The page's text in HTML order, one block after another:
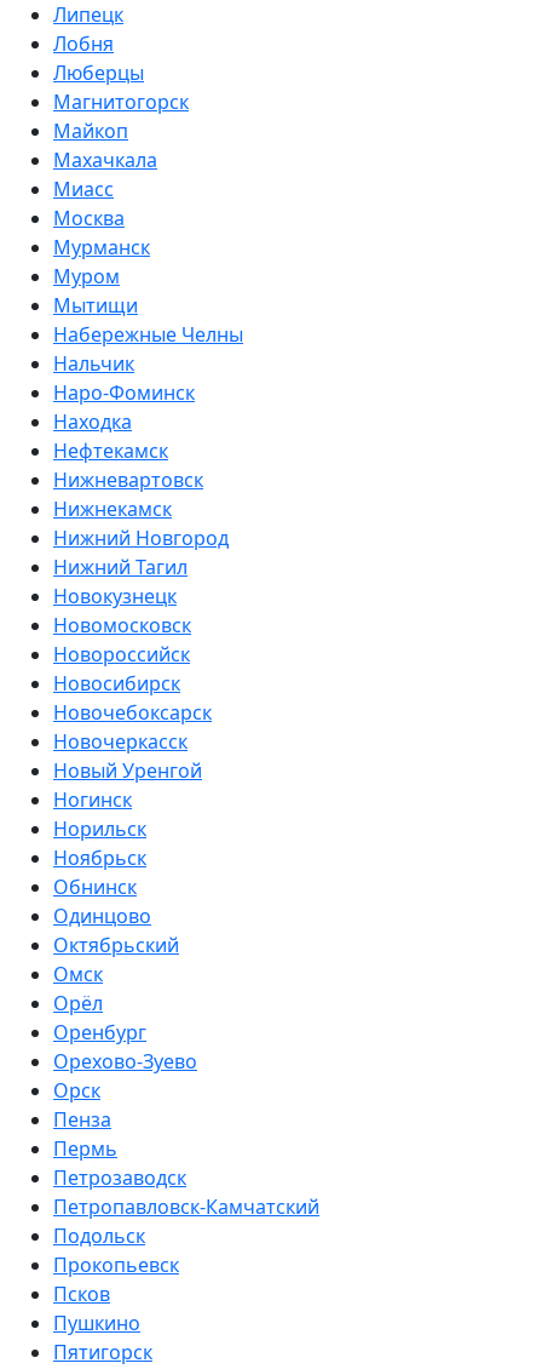
Липецк
Лобня
Люберцы
Магнитогорск
Майкоп
Махачкала
Миасс
Москва
Мурманск
Муром
Мытищи
Набережные Челны
Нальчик
Наро-Фоминск
Находка
Нефтекамск
Нижневартовск
Нижнекамск
Нижний Новгород
Нижний Тагил
Новокузнецк
Новомосковск
Новороссийск
Новосибирск
Новочебоксарск
Новочеркасск
Новый Уренгой
Ногинск
Норильск
Ноябрьск
Обнинск
Одинцово
Октябрьский
Омск
Орёл
Оренбург
Орехово-Зуево
Орск
Пенза
Пермь
Петрозаводск
Петропавловск-Камчатский
Подольск
Прокопьевск
Псков
Пушкино
Пятигорск